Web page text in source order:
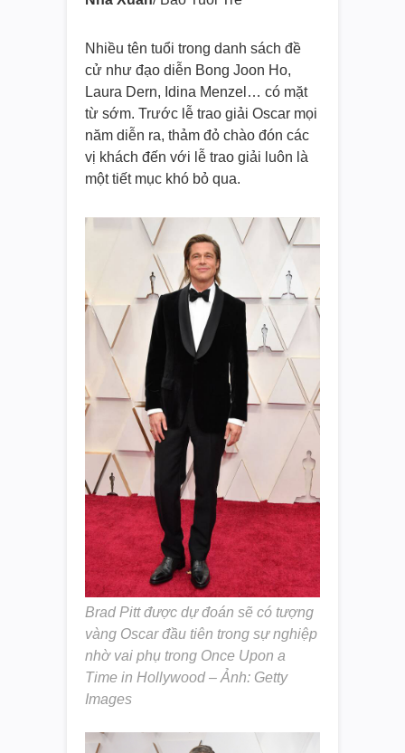
Nhiều tên tuổi trong danh sách đề
cử như đạo diễn Bong Joon Ho,
Laura Dern, Idina Menzel… có mặt
từ sớm. Trước lễ trao giải Oscar mọi
năm diễn ra, thảm đỏ chào đón các
vị khách đến với lễ trao giải luôn là
một tiết mục khó bỏ qua.
Brad Pitt được dự đoán sẽ có tượng
vàng Oscar đầu tiên trong sự nghiệp
nhờ vai phụ trong Once Upon a
Time in Hollywood – Ảnh: Getty
Images